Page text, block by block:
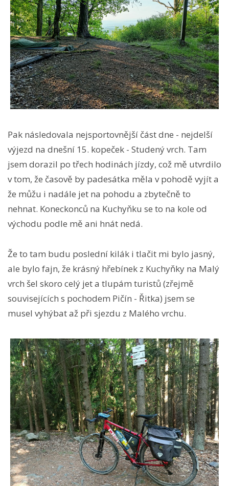
Pak následovala nejsportovnější část dne - nejdelší
výjezd na dnešní 15. kopeček - Studený vrch. Tam
jsem dorazil po třech hodinách jízdy, což mě utvrdilo
v tom, že časově by padesátka měla v pohodě vyjít a
že můžu i nadále jet na pohodu a zbytečně to
nehnat. Koneckonců na Kuchyňku se to na kole od
východu podle mě ani hnát nedá.
Že to tam budu poslední kilák i tlačit mi bylo jasný,
ale bylo fajn, že krásný hřebínek z Kuchyňky na Malý
vrch šel skoro celý jet a tlupám turistů (zřejmě
souvisejících s pochodem Pičín - Řitka) jsem se
musel vyhýbat až při sjezdu z Malého vrchu.